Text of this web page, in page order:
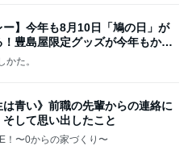
ー】今年も8月10日「鳩の日」が
豊島屋限定グッズが今年もかわ
かた。
は青い》前職の先輩からの連絡に
して思い出したこと
！〜0からの家づくり〜